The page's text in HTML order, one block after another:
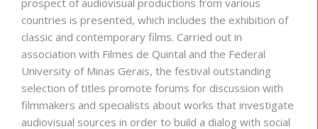
countries is presented, which includes the exhibition of
classic and contemporary films. Carried out in
association with Filmes de Quintal and the Federal
University of Minas Gerais, the festival outstanding
selection of titles promote forums for discussion with
filmmakers and specialists about works that investigate
audiovisual sources in order to build a dialog with social